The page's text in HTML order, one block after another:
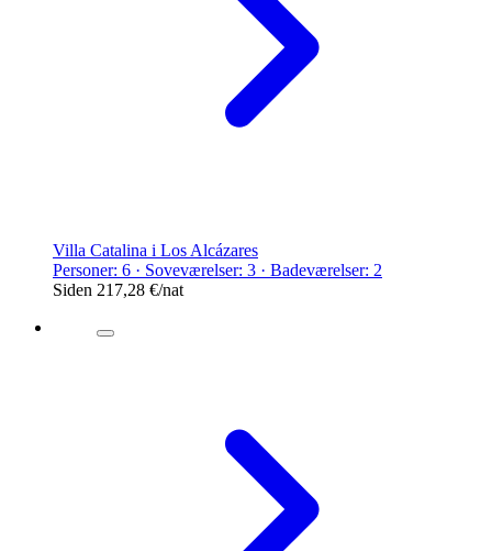
Villa Catalina i Los Alcázares
Personer: 6 · Soveværelser: 3 · Badeværelser: 2
Siden 217,28 €/nat